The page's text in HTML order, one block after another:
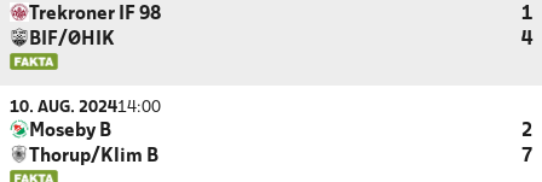
Trekroner IF 98
1
BIF/ØHIK
4
10. AUG. 202414:00
Moseby B
2
Thorup/Klim B
7